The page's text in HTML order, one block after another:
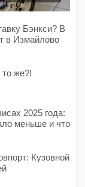
Бэнкси? В
в Измайлово
то же?!
2025 года:
меньше и что
Кузовной